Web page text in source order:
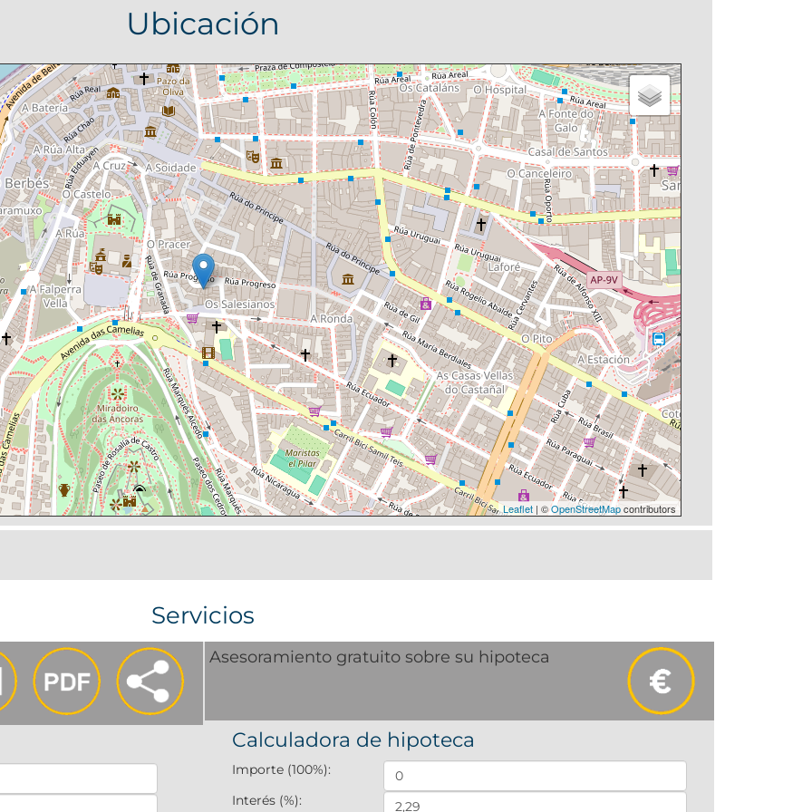
Ubicación
Leaflet | ©OpenStreetMapcontributors
Servicios
Asesoramiento gratuito sobre su hipoteca
Calculadora de hipoteca
Importe (100%):
Interés (%):